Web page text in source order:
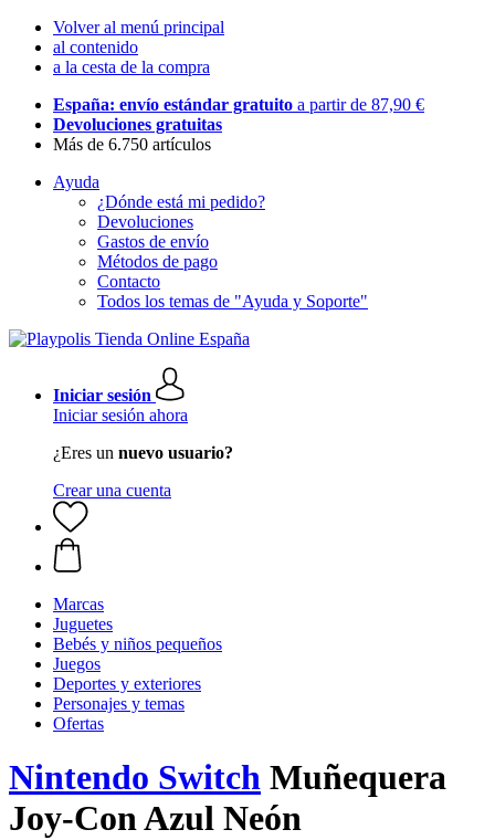
Volver al menú principal
al contenido
a la cesta de la compra
España: envío estándar gratuito a partir de 87,90 €
Devoluciones gratuitas
Más de 6.750 artículos
Ayuda
¿Dónde está mi pedido?
Devoluciones
Gastos de envío
Métodos de pago
Contacto
Todos los temas de "Ayuda y Soporte"
Iniciar sesión
Iniciar sesión ahora
¿Eres un nuevo usuario?
Crear una cuenta
Marcas
Juguetes
Bebés y niños pequeños
Juegos
Deportes y exteriores
Personajes y temas
Ofertas
Nintendo Switch Muñequera
Joy-Con Azul Neón